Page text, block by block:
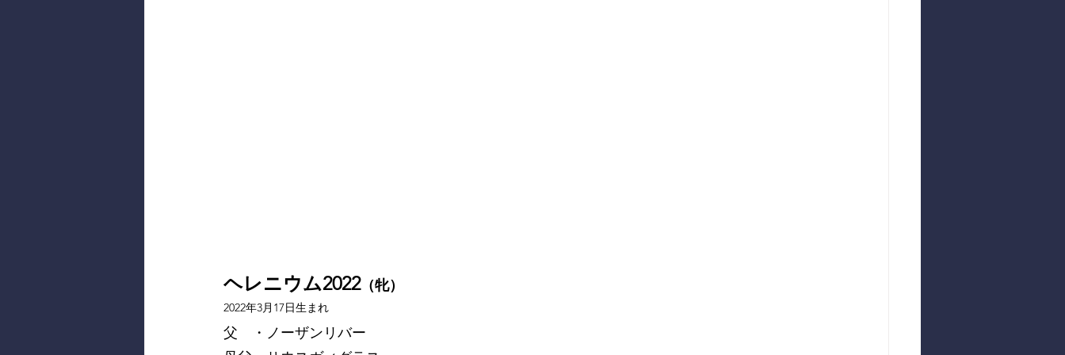
ヘレニウム2022（牝）
2022年3月17日生まれ
父　・ノーザンリバー